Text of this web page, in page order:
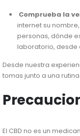
Comprueba la
internet su
personas, dónde
laboratorio, desde
Desde nuestra
tomas junto a una
El CBD no es un